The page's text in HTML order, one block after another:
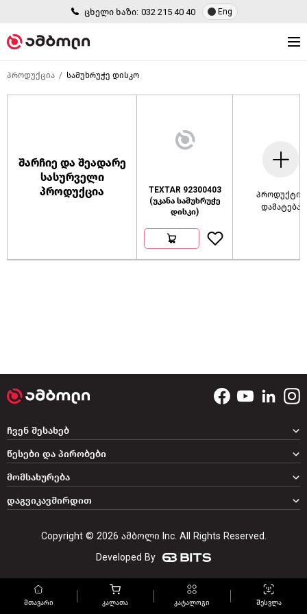
ცხელი ხაზი: 032 215 40 40 Eng
პროდუქცია სამუხრუჭე დისკო
შარჩიე და შეადარე
სასურველი
პროდუქცია
TEXTAR 92300403
(უკანა სამუხრუჭე
დისკი)
პროდუქტის
დამატება
დაგვიკავშირდით
ჩვენ შესახებ
წესები და პირობები
მომსახურება
Copyright © 2026 ამბოლი Inc. All Rights Reserved.
Developed By
მთავარი კალათა კატალოგი შესვლა